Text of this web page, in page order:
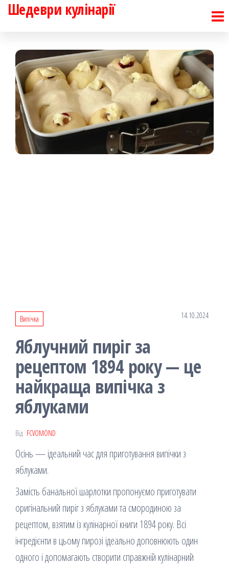
Перейти
Шедеври кулінарії
Випічка 14.10.2024
Яблучний пиріг за
рецептом 1894 року — це
найкраща випічка з
яблуками
Від FCVOMOND
Осінь — ідеальний час для приготування випічки з
яблуками.
Замість банальної шарлотки пропонуємо приготувати
оригінальний пиріг з яблуками та смородиною за
рецептом, взятим із кулінарної книги 1894 року. Всі
інгредієнти в цьому пирозі ідеально доповнюють один
одного і допомагають створити справжній кулінарний